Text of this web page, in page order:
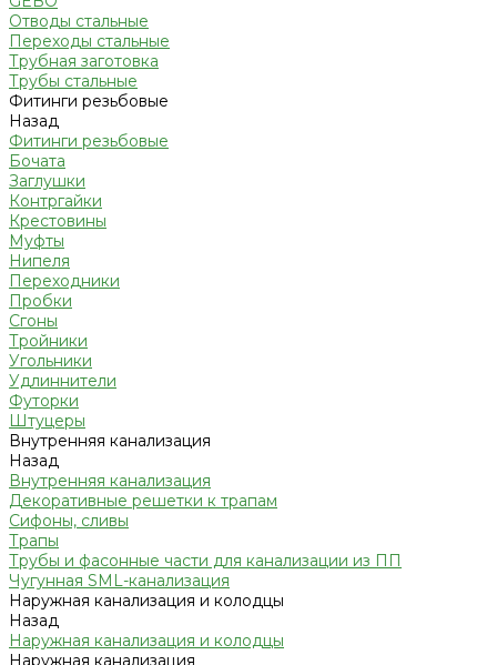
Отводы стальные
Переходы стальные
Трубная заготовка
Трубы стальные
Фитинги резьбовые
Назад
Фитинги резьбовые
Бочата
Заглушки
Контргайки
Крестовины
Муфты
Нипеля
Переходники
Пробки
Сгоны
Тройники
Угольники
Удлиннители
Футорки
Штуцеры
Внутренняя канализация
Назад
Внутренняя канализация
Декоративные решетки к трапам
Сифоны, сливы
Трапы
Трубы и фасонные части для канализации из ПП
Чугунная SML-канализация
Наружная канализация и колодцы
Назад
Наружная канализация и колодцы
Наружная канализация